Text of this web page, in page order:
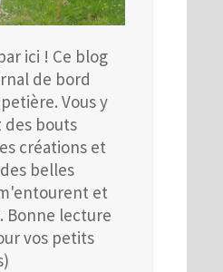
ici ! Ce blog
de bord
Vous y
bouts
créations et
belles
et
Bonne lecture
vos petits